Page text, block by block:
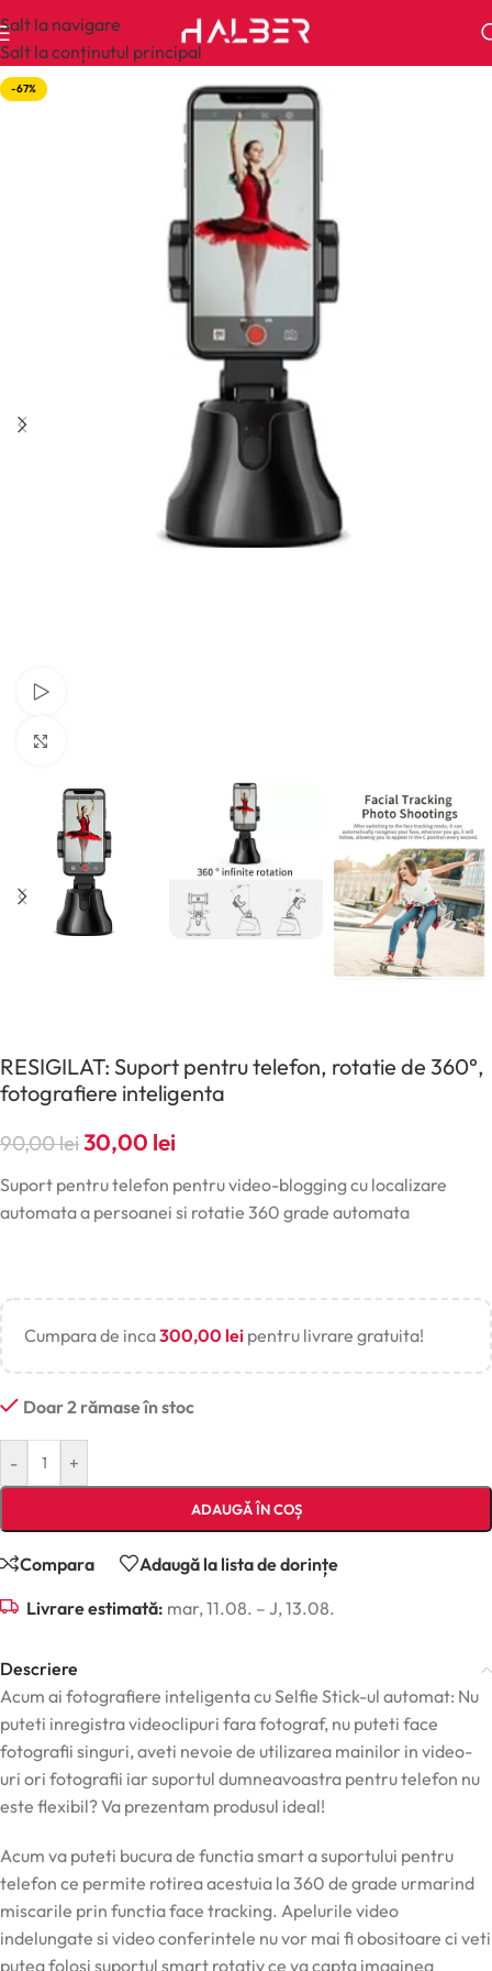
Salt la navigare
Salt la conținutul principal
-67%
RESIGILAT: Suport pentru telefon, rotatie de 360°,
fotografiere inteligenta
90,00lei30,00 lei
Suport pentru telefon pentru video-blogging cu localizare
automata a persoanei si rotatie 360 grade automata
Cumpara de inca300,00 lei pentru livrare gratuita!
Doar 2 rămase în stoc
- +
ADAUGĂ ÎN COȘ
Compara Adaugă la lista de dorințe
Livrare estimată: mar, 11.08. – J, 13.08.
Descriere
Acum ai fotografiere inteligenta cu Selfie Stick-ul automat: Nu
puteti inregistra videoclipuri fara fotograf, nu puteti face
fotografii singuri, aveti nevoie de utilizarea mainilor in video-
uri ori fotografii iar suportul dumneavoastra pentru telefon nu
este flexibil? Va prezentam produsul ideal!
Acum va puteti bucura de functia smart a suportului pentru
telefon ce permite rotirea acestuia la 360 de grade urmarind
miscarile prin functia face tracking. Apelurile video
indelungate si video conferintele nu vor mai fi obositoare ci veti
putea folosi suportul smart rotativ ce va capta imaginea